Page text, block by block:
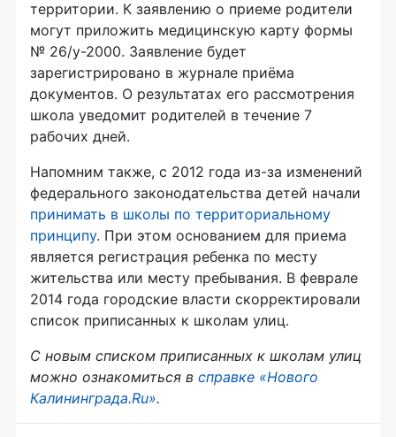
территории. К заявлению о приеме родители
могут приложить медицинскую карту формы
№ 26/у-2000. Заявление будет
зарегистрировано в журнале приёма
документов. О результатах его рассмотрения
школа уведомит родителей в течение 7
рабочих дней.
Напомним также, с 2012 года из-за изменений
федерального законодательства детей начали
принимать в школы по территориальному
принципу. При этом основанием для приема
является регистрация ребенка по месту
жительства или месту пребывания. В феврале
2014 года городские власти скорректировали
список приписанных к школам улиц.
С новым списком приписанных к школам улиц
можно ознакомиться в справке «Нового
Калининграда.Ru».